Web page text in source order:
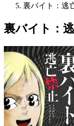
裏バイト：逃
裏バイト：